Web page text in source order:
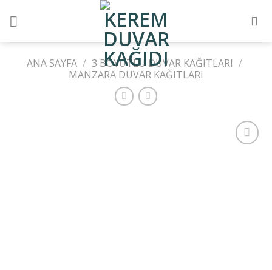
ANA SAYFA / 3 BOYUTLU DUVAR KAĞITLARI /
MANZARA DUVAR KAĞITLARI